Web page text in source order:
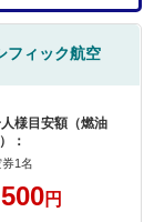
フィック航空
様目安額（燃油
：
1名
円